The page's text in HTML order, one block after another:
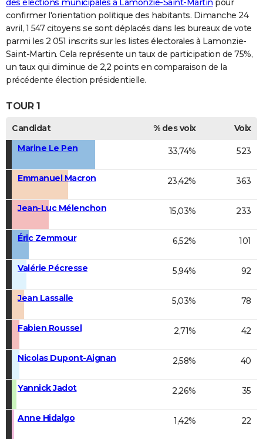
des élections municipales à Lamonzie-Saint-Martin pour
confirmer l'orientation politique des habitants. Dimanche 24
avril, 1 547 citoyens se sont déplacés dans les bureaux de vote
parmi les 2 051 inscrits sur les listes électorales à Lamonzie-
Saint-Martin. Cela représente un taux de participation de 75%,
un taux qui diminue de 2,2 points en comparaison de la
précédente élection présidentielle.
TOUR 1
Candidat % des voix
Voix
Marine Le Pen
33,74% 523
Emmanuel Macron 23,42% 363
Jean-Luc Mélenchon 15,03% 233
Éric Zemmour 6,52% 101
Valérie Pécresse 5,94% 92
Jean Lassalle 5,03% 78
Fabien Roussel 2,71% 42
Nicolas Dupont-Aignan 2,58% 40
Yannick Jadot 2,26% 35
Anne Hidalgo 1,42% 22